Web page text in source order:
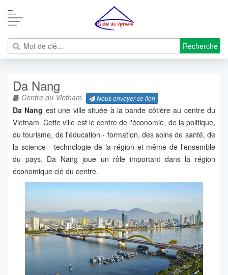
Recherche
Da Nang
Centre du Vietnam Nous envoyer ce lien
Da Nang est une ville située à la bande côtière au centre du
Vietnam. Cette ville est le centre de l'économie, de la politique,
du tourisme, de l'éducation - formation, des soins de santé, de
la science - technologie de la région et même de l'ensemble
du pays. Da Nang joue un rôle important dans la région
économique clé du centre.